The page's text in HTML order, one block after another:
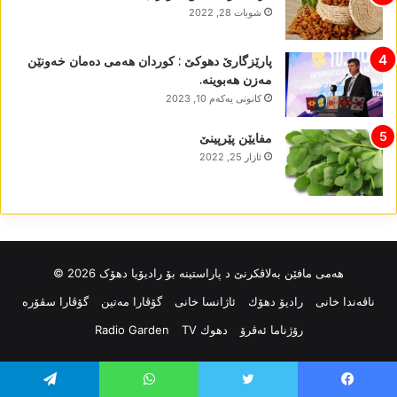
شوبات 28, 2022
پارێزگارێ دھوکێ : کوردان ھەمی دەمان خەونێن
مەزن ھەبوینە.
كانونی یه‌كه‌م 10, 2023
مفایێن پێرپینێ
ئازار 25, 2022
ھەمی مافێن بەلاڤکرنێ د پاراستینە بۆ رادیۆیا دھۆک 2026 ©
ناڤه‌ندا خانی
رادیۆ دهۆك ئاژانسا خانی گۆڤارا مەتین
گۆڤارا سڤۆرە
رۆژناما ئەڤرۆ
دهوك TV Radio Garden